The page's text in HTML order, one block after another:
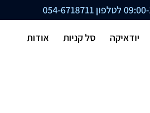
054-6718711
יודאיקה סל קניות אודות